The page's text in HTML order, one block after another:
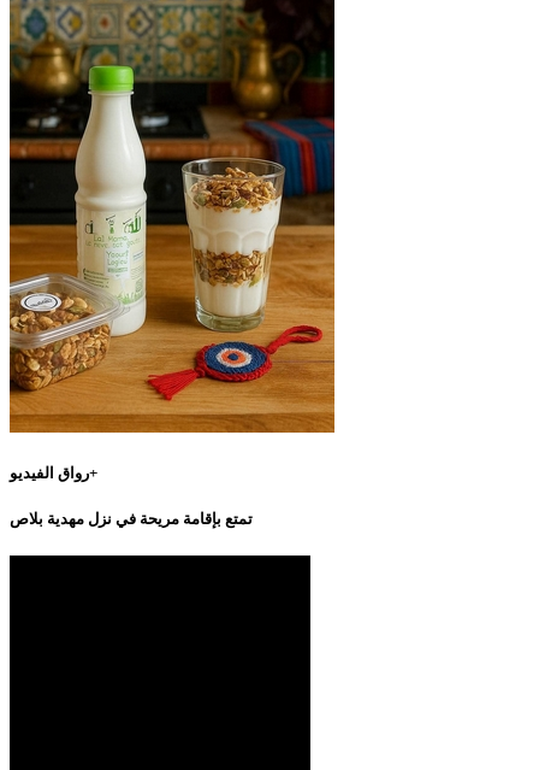
رواق الفيديو+
تمتع بإقامة مريحة في نزل مهدية بلاص